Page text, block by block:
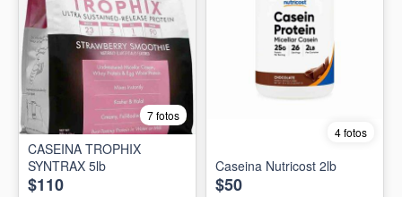
7 fotos
CASEINA TROPHIX
SYNTRAX 5lb
$110
4 fotos
Caseina Nutricost 2lb
$50